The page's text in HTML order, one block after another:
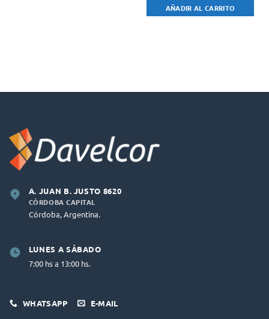
AÑADIR AL CARRITO
A. JUAN B. JUSTO 8620
CÓRDOBA CAPITAL
Córdoba, Argentina.
LUNES A SÁBADO
7:00 hs a 13:00 hs.
WHATSAPP E-MAIL